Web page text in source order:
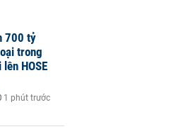
700 tỷ
trong
HOSE
1 phút trước